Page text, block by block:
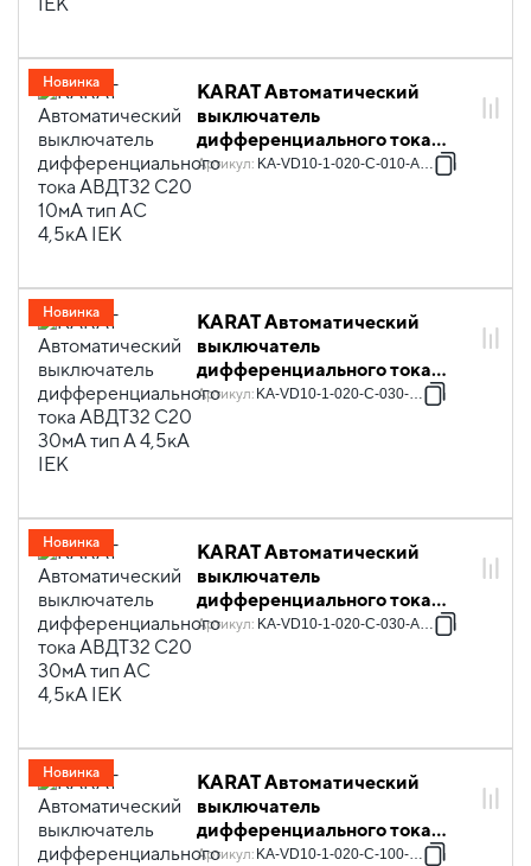
KARAT Автоматический
выключатель
дифференциального тока
АВДТ32 C20 10мА тип AC
Артикул: KA-VD10-1-020-C-010-AC-1
Новинка
KARAT Автоматический
выключатель
дифференциального тока
АВДТ32 C20 30мА тип A
Артикул: KA-VD10-1-020-C-030-A-1
Новинка
KARAT Автоматический
выключатель
дифференциального тока
АВДТ32 C20 30мА тип AC
Артикул: KA-VD10-1-020-C-030-AC-1
Новинка
KARAT Автоматический
выключатель
дифференциального тока
АВДТ32 C20 100мА тип A
Артикул: KA-VD10-1-020-C-100-A-1
Новинка